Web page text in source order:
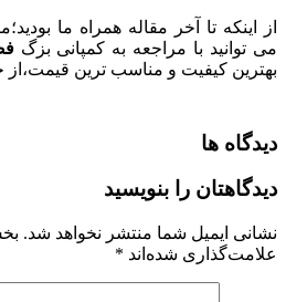
از اینکه تا آخر مقاله همراه ما
می توانید با مراجعه به کمپانی بزگ
بهترین کیفیت و مناسب ترین قیمت،از
دیدگاه ها
دیدگاهتان را بنویسید
نشانی ایمیل شما منتشر نخواهد شد.
علامت‌گذاری شده‌اند *